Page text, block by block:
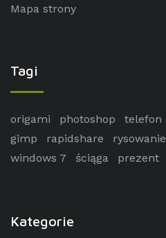
Mapa strony
Tagi
origami photoshop telefon
gimp
rapidshare rysowanie
windows 7
ściąga prezent
Kategorie